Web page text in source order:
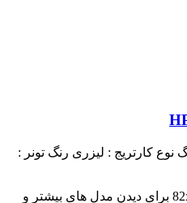
نوع کارتریج : لیزری رنگ تونر :
برای دیدن مدل های بیشتر و